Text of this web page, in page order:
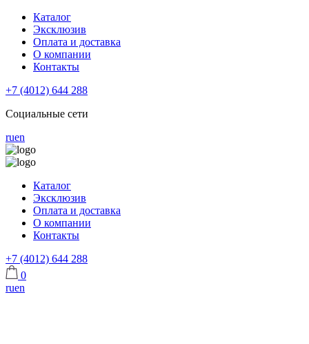
Каталог
Эксклюзив
Оплата и доставка
О компании
Контакты
+7 (4012) 644 288
Социальные сети
ruen
Каталог
Эксклюзив
Оплата и доставка
О компании
Контакты
+7 (4012) 644 288
0
ruen